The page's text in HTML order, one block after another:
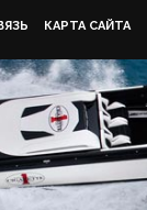
КАРТА САЙТА